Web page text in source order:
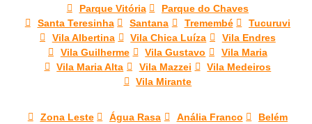
Parque Vitória
Parque do Chaves
Santa Teresinha
Santana Tremembé
Tucuruvi
Vila Albertina
Vila Chica Luíza
Vila Endres
Vila Guilherme
Vila Gustavo
Vila Maria
Vila Maria Alta
Vila Mazzei
Vila Medeiros
Vila Mirante
Zona Leste Água Rasa Anália Franco
Belém